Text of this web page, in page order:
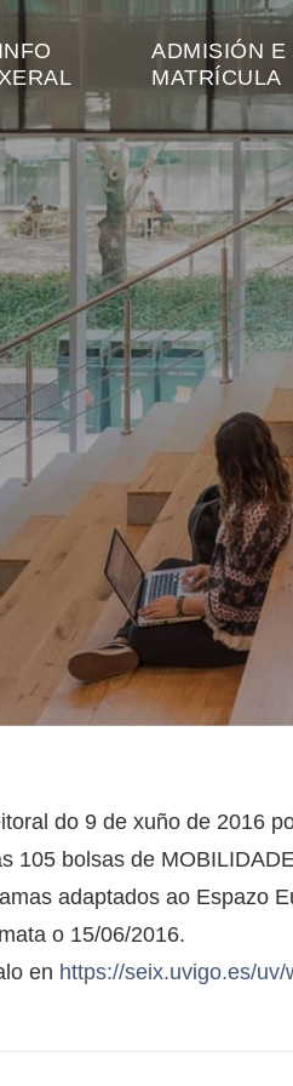
INFO
ADMISIÓN E
MATRÍCULA
do 9 de xuño de 2016
105 bolsas de
adaptados ao Espazo
o 15/06/2016.
en https://seix.uvigo.es/uv/